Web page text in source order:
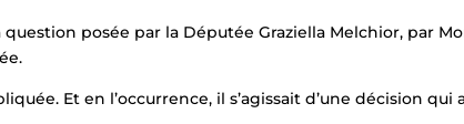
posée par la Députée Graziella Melchior, par
Et en l’occurrence, il s’agissait d’une décision qui